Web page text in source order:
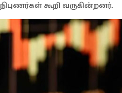
கூறி வருகின்றனர்.